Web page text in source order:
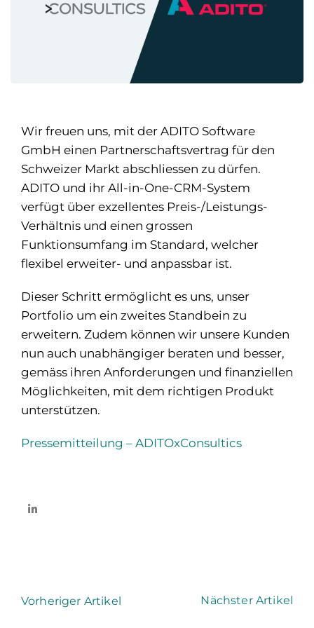
Wir freuen uns, mit der ADITO Software
GmbH einen Partnerschaftsvertrag für den
Schweizer Markt abschliessen zu dürfen.
ADITO und ihr All-in-One-CRM-System
verfügt über exzellentes Preis-/Leistungs-
Verhältnis und einen grossen
Funktionsumfang im Standard, welcher
flexibel erweiter- und anpassbar ist.
Dieser Schritt ermöglicht es uns, unser
Portfolio um ein zweites Standbein zu
erweitern. Zudem können wir unsere Kunden
nun auch unabhängiger beraten und besser,
gemäss ihren Anforderungen und finanziellen
Möglichkeiten, mit dem richtigen Produkt
unterstützen.
Pressemitteilung – ADITOxConsultics
Vorheriger Artikel Nächster Artikel